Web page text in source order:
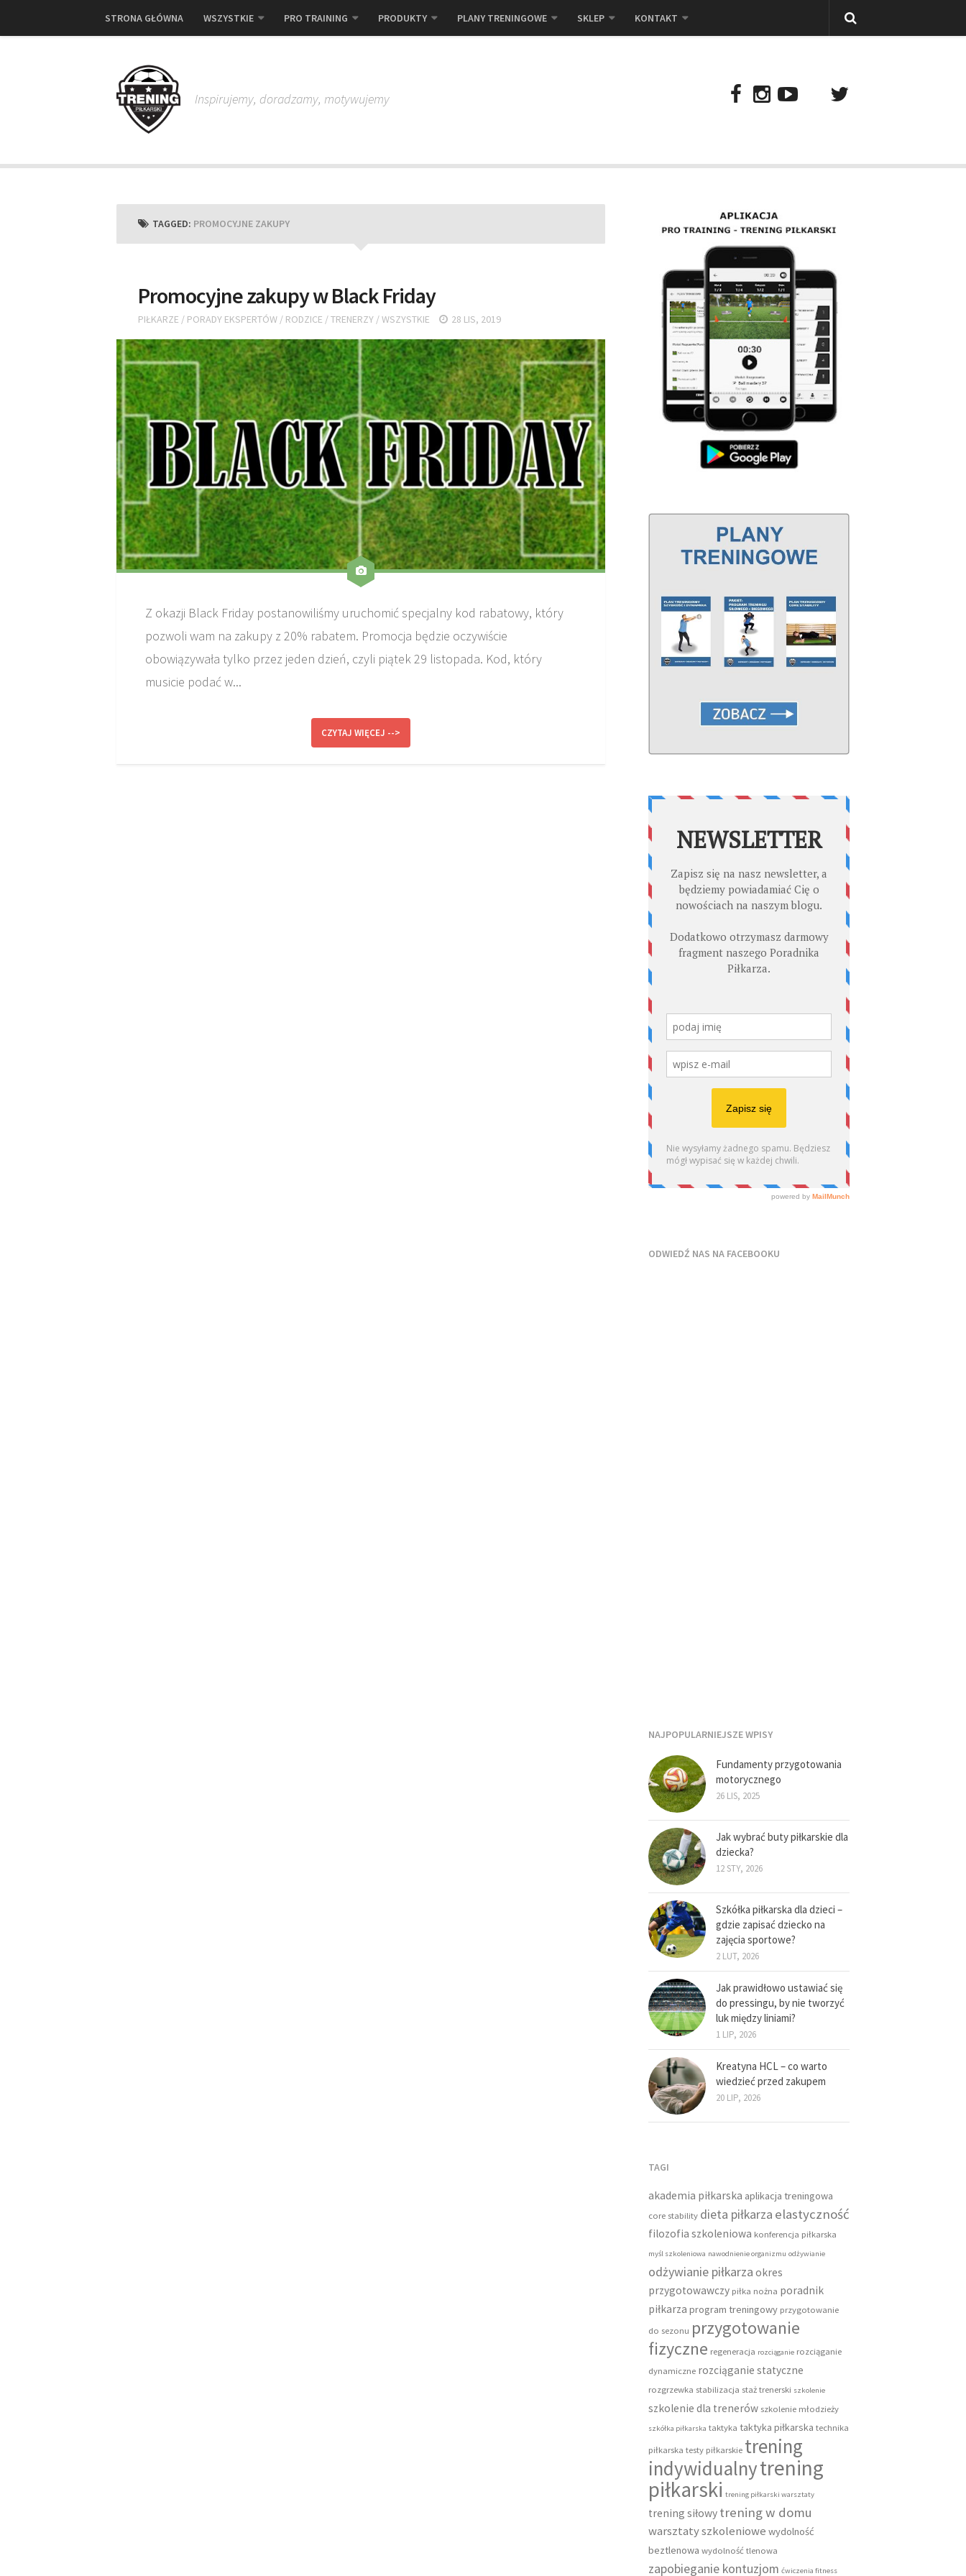
STRONA GŁÓWNA WSZYSTKIE PRO TRAINING PRODUKTY PLANY TRENINGOWE SKLEP KONTAKT
Inspirujemy, doradzamy, motywujemy
TAGGED: PROMOCYJNE ZAKUPY
Promocyjne zakupy w Black Friday
PIŁKARZE / PORADY EKSPERTÓW / RODZICE /TRENERZY /WSZYSTKIE 28 LIS, 2019
Z okazji Black Friday postanowiliśmy uruchomić specjalny kod rabatowy, który
pozwoli wam na zakupy z 20% rabatem. Promocja będzie oczywiście
obowiązywała tylko przez jeden dzień, czyli piątek 29 listopada. Kod, który
musicie podać w...
CZYTAJ WIĘCEJ -->
ODWIEDŹ NAS NA FACEBOOKU
NAJPOPULARNIEJSZE WPISY
Fundamenty przygotowania
motorycznego
26 LIS, 2025
Jak wybrać buty piłkarskie dla
dziecka?
12 STY, 2026
Szkółka piłkarska dla dzieci –
gdzie zapisać dziecko na
zajęcia sportowe?
2 LUT, 2026
Jak prawidłowo ustawiać się
do pressingu, by nie tworzyć
luk między liniami?
1 LIP, 2026
Kreatyna HCL – co warto
wiedzieć przed zakupem
20 LIP, 2026
TAGI
akademia piłkarska aplikacja treningowa
core stability dieta piłkarza elastyczność
filozofia szkoleniowa konferencja piłkarska
myśl szkoleniowa nawodnienie organizmu odżywianie
odżywianie piłkarza okres
przygotowawczy piłka nożna poradnik
piłkarza program treningowy przygotowanie
do sezonu przygotowanie
fizyczne regeneracja rozciąganie rozciąganie
dynamiczne rozciąganie statyczne
rozgrzewka stabilizacja staż trenerski szkolenie
szkolenie dla trenerów szkolenie młodzieży
szkółka piłkarska taktyka taktyka piłkarska technika
piłkarska testy piłkarskie trening
indywidualnytrening
piłkarski trening piłkarski warsztaty
trening siłowy trening w domu
warsztaty szkoleniowe wydolność
beztlenowa wydolność tlenowa
zapobieganie kontuzjom ćwiczenia fitness